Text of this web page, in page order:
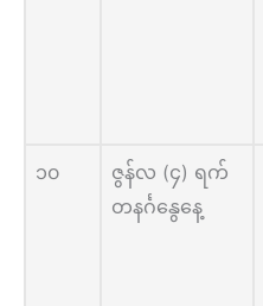
၁၀
ဇွန်လ (၄) ရက်
တနင်္ဂနွေနေ့